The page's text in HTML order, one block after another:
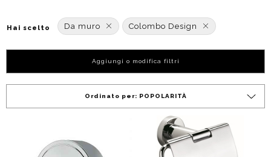
Hai scelto Da muro Colombo Design
Aggiungi o modifica filtri
Ordinato per: POPOLARITÀ